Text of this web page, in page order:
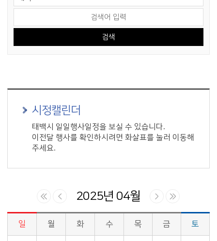
시정캘린더
태백시 일일행사일정을 보실 수 있습니다.
이전달 행사를 확인하시려면 화살표를 눌러 이동해
주세요.
2025년 04월
시정소식>시정 캘린더 게시판의 (2025년 04월) 달력형태로 일정명, 일정내용을 제공합니다.
일 월 화 수 목 금 토